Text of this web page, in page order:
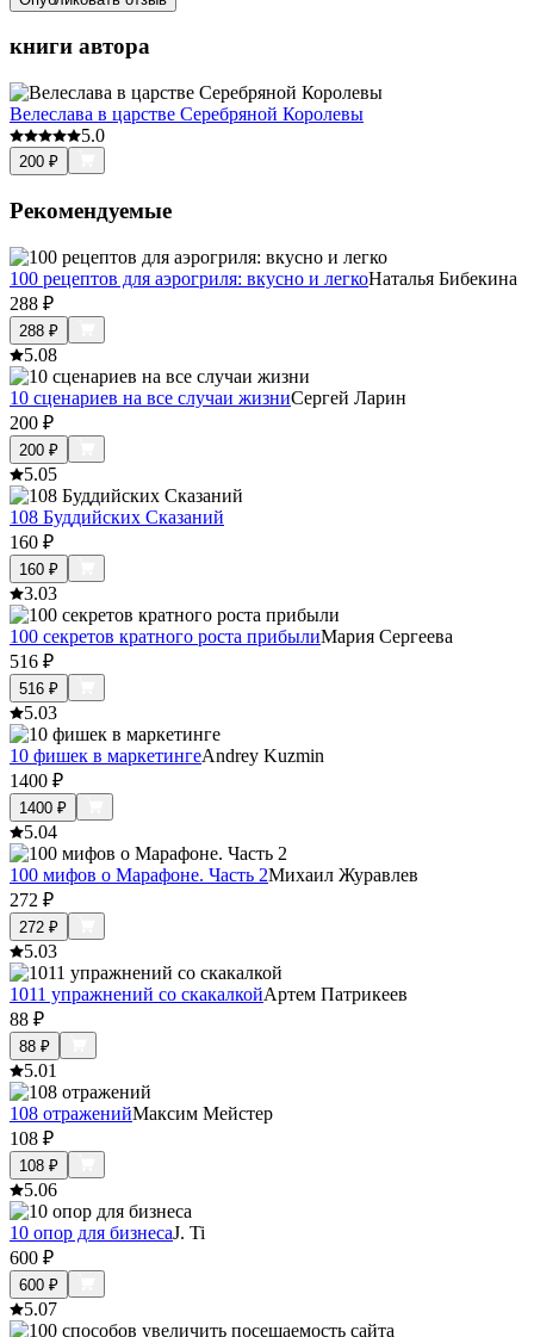
книги автора
Велеслава в царстве Серебряной Королевы
5.0
200 ₽
Рекомендуемые
100 рецептов для аэрогриля: вкусно и легкоНаталья Бибекина
288 ₽
288 ₽
5.08
10 сценариев на все случаи жизниСергей Ларин
200 ₽
200 ₽
5.05
108 Буддийских Сказаний
160 ₽
160 ₽
3.03
100 секретов кратного роста прибылиМария Сергеева
516 ₽
516 ₽
5.03
10 фишек в маркетингеAndrey Kuzmin
1400 ₽
1400 ₽
5.04
100 мифов о Марафоне. Часть 2Михаил Журавлев
272 ₽
272 ₽
5.03
1011 упражнений со скакалкойАртем Патрикеев
88 ₽
88 ₽
5.01
108 отраженийМаксим Мейстер
108 ₽
108 ₽
5.06
10 опор для бизнесаJ. Ti
600 ₽
600 ₽
5.07